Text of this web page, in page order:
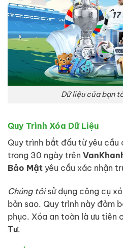
Dữ liệu của bạn
Quy Trình Xóa Dữ Liệu
Quy trình bắt đầu từ yêu cầu
trong 30 ngày trên
Bảo Mật yêu cầu xác nhận
Chúng tôisử dụng công cụ
bản sao. Quy trình này đảm
phục. Xóa an toàn là ưu tiên
Tư.